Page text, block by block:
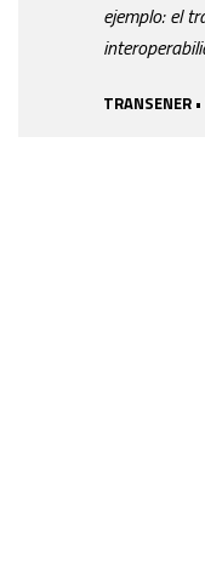
ejemplo: el
TRANSENER